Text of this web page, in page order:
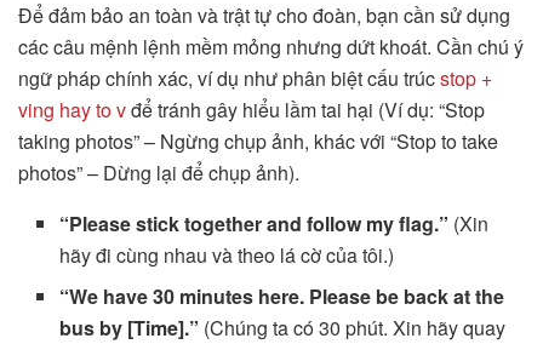
Để đảm bảo an toàn và trật tự cho đoàn, bạn cần sử dụng
các câu mệnh lệnh mềm mỏng nhưng dứt khoát. Cần chú ý
ngữ pháp chính xác, ví dụ như phân biệt cấu trúcstop +
ving hay to vđể tránh gây hiểu lầm tai hại (Ví dụ: “Stop
taking photos” – Ngừng chụp ảnh, khác với “Stop to take
photos” – Dừng lại để chụp ảnh).
“Please stick together and follow my flag.” (Xin
hãy đi cùng nhau và theo lá cờ của tôi.)
“We have 30 minutes here. Please be back at the
bus by [Time].” (Chúng ta có 30 phút. Xin hãy quay